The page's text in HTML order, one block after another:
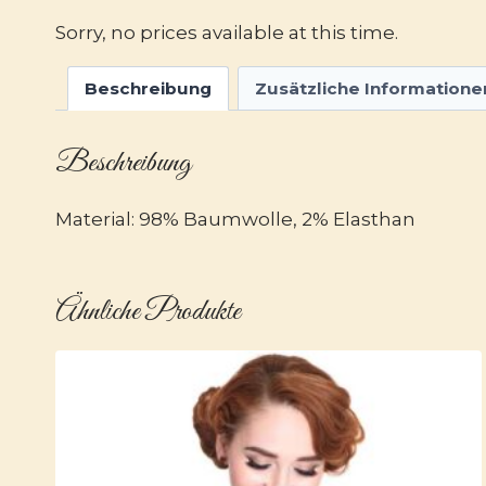
Sorry, no prices available at this time.
Beschreibung Zusätzliche
Beschreibung
Material: 98% Baumwolle, 2% Elasthan
Ähnliche Produkte